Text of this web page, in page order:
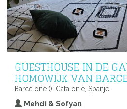
GUESTHOUSE IN DE
HOMOWIJK VAN
Barcelone (), Catalonië, Spanje
Mehdi & Sofyan